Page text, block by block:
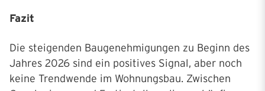
Fazit
Die steigenden Baugenehmigungen zu Beginn des
Jahres 2026 sind ein positives Signal, aber noch
keine Trendwende im Wohnungsbau. Zwischen